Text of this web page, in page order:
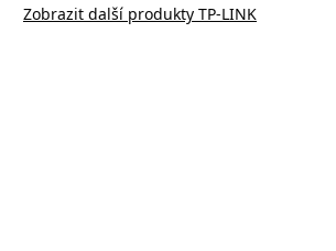
Zobrazit další produkty TP-LINK